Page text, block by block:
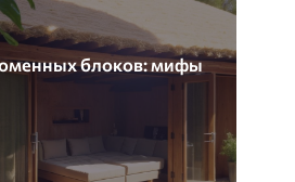
блоков: мифы